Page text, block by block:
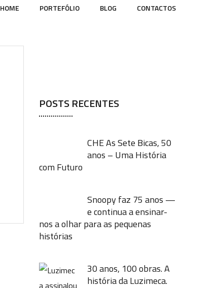
HOME PORTEFÓLIO BLOG CONTACTOS
POSTS RECENTES
CHE As Sete Bicas, 50
anos – Uma História
com Futuro
Snoopy faz 75 anos —
e continua a ensinar-
nos a olhar para as pequenas
histórias
30 anos, 100 obras. A
história da Luzimeca.